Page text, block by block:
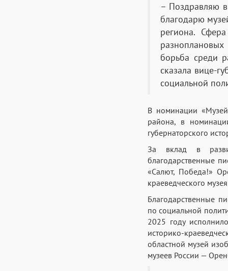
– Поздравляю
благодарю
региона.
борьба среди
сказала вице-
социальной
В номинации «Музей
района, в
губернаторского
За вклад в
благодарственные
«Салют, Победа!»
краеведческого
Благодарственные
по социальной
2025 году
историко-
областной музей
музеев России —